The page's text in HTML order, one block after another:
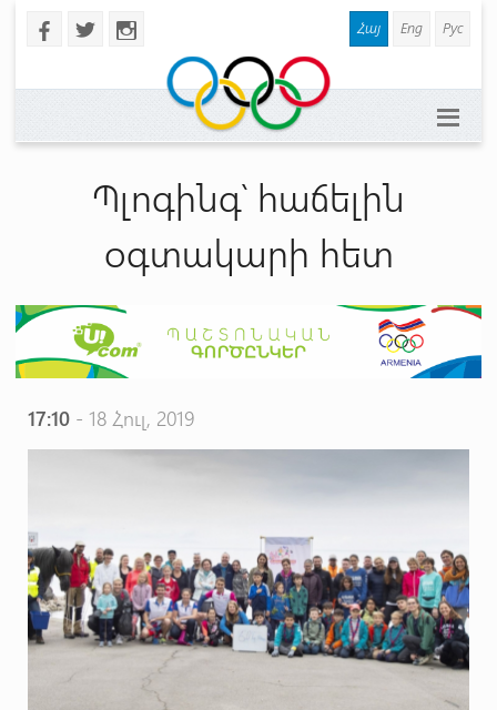
b a x Հայ Eng Рус
Պլոգինգ՝ հաճելին
օգտակարի հետ
17:10- 18 Հուլ, 2019